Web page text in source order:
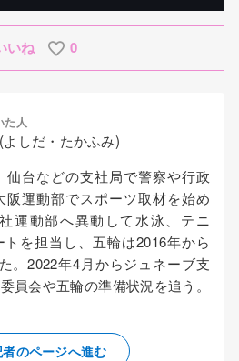
いね 0
た人
(よしだ・たかふみ)
仙台などの支社局で警察や行政
阪運動部でスポーツ取材を始め
運動部へ異動して水泳、テニ
を担当し、五輪は2016年から
。2022年4月からジュネーブ支
員会や五輪の準備状況を追う。
のページへ進む